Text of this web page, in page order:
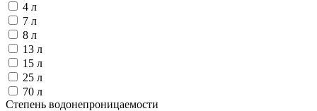
4 л
7 л
8 л
13 л
15 л
25 л
70 л
Степень водонепроницаемости